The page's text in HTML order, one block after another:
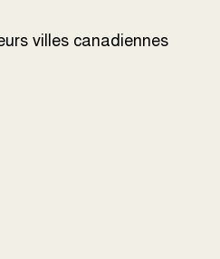
villes canadiennes